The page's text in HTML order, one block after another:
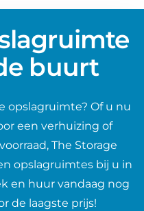
buurt
opslagruimte? Of u nu
een verhuizing of
The Storage
opslagruimtes bij u in
en huur vandaag nog
de laagste prijs!